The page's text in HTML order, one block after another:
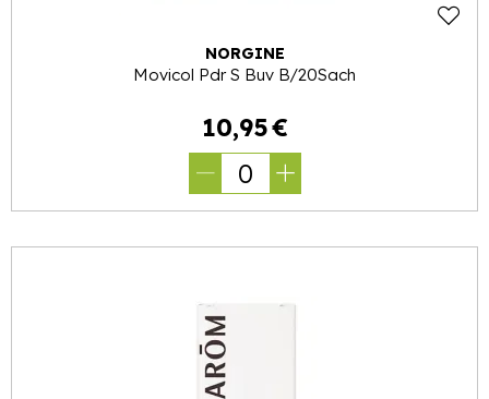
NORGINE
Movicol Pdr S Buv B/20Sach
10,95€
0